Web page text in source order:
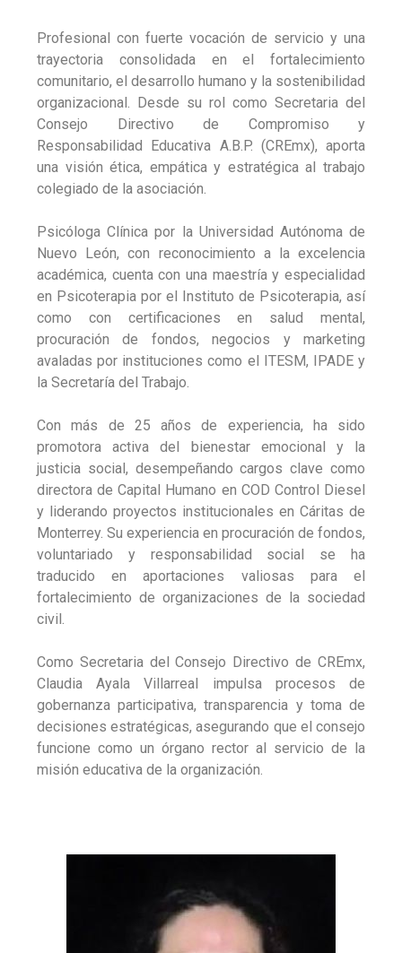
Profesional con fuerte vocación de servicio y una
trayectoria consolidada en el fortalecimiento
comunitario, el desarrollo humano y la sostenibilidad
organizacional. Desde su rol como Secretaria del
Consejo Directivo de Compromiso y
Responsabilidad Educativa A.B.P. (CREmx), aporta
una visión ética, empática y estratégica al trabajo
colegiado de la asociación.
Psicóloga Clínica por la Universidad Autónoma de
Nuevo León, con reconocimiento a la excelencia
académica, cuenta con una maestría y especialidad
en Psicoterapia por el Instituto de Psicoterapia, así
como con certificaciones en salud mental,
procuración de fondos, negocios y marketing
avaladas por instituciones como el ITESM, IPADE y
la Secretaría del Trabajo.
Con más de 25 años de experiencia, ha sido
promotora activa del bienestar emocional y la
justicia social, desempeñando cargos clave como
directora de Capital Humano en COD Control Diesel
y liderando proyectos institucionales en Cáritas de
Monterrey. Su experiencia en procuración de fondos,
voluntariado y responsabilidad social se ha
traducido en aportaciones valiosas para el
fortalecimiento de organizaciones de la sociedad
civil.
Como Secretaria del Consejo Directivo de CREmx,
Claudia Ayala Villarreal impulsa procesos de
gobernanza participativa, transparencia y toma de
decisiones estratégicas, asegurando que el consejo
funcione como un órgano rector al servicio de la
misión educativa de la organización.